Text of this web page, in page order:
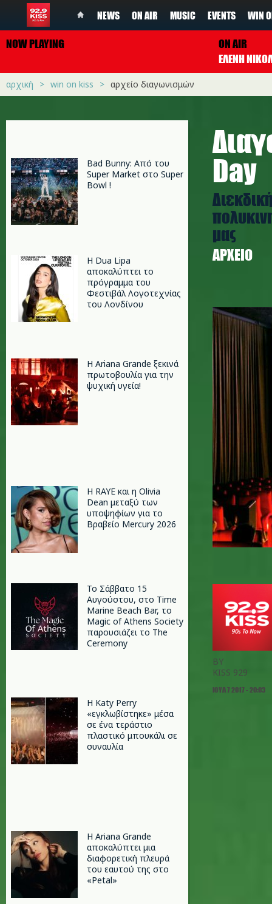
NEWS ON AIR MUSIC EVENTS WIN
NOW PLAYING
ON AIR
ΕΛΕΝΗ
αρχική win on kiss αρχείο διαγωνισμών
Bad Bunny: Από του
Super Market στο Super
Bowl !
Η Dua Lipa
αποκαλύπτει το
πρόγραμμα του
Φεστιβάλ Λογοτεχνίας
του Λονδίνου
Η Ariana Grande ξεκινά
πρωτοβουλία για την
ψυχική υγεία!
Η RAYE και η Olivia
Dean μεταξύ των
υποψηφίων για το
Βραβείο Mercury 2026
Το Σάββατο 15
Αυγούστου, στο Time
Marine Beach Bar, το
Magic of Athens Society
παρουσιάζει το The
Ceremony
H Katy Perry
«εγκλωβίστηκε» μέσα
σε ένα τεράστιο
πλαστικό μπουκάλι σε
συναυλία
Η Ariana Grande
αποκαλύπτει μια
διαφορετική πλευρά
του εαυτού της στο
«Petal»
Day
μας
ΑΡΧΕΊΟ
kiss-
BY
KISS 929
ΙΟΥΛ 7 2017 - 20:03